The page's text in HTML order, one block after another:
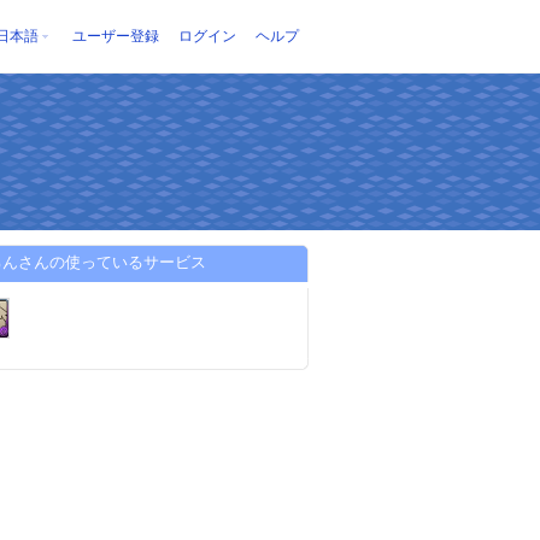
本語 ユーザー登録 ログイン ヘルプ
さんの使っているサービス